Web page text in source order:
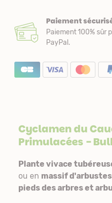
Paiement
Paiement 100% sûr
PayPal.
Cyclamen du
Primulacées-
Plante vivace
ou en massif d'arbustes
pieds des arbres et